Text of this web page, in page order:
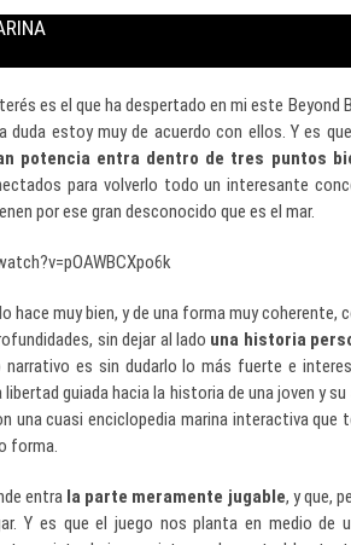
es el que ha despertado en mi este Beyond
duda estoy muy de acuerdo con ellos. Y es
potencia entra dentro de tres puntos
para volverlo todo un interesante
por ese gran desconocido que es el mar.
hace muy bien, y de una forma muy
sin dejar al lado una historia
narrativo es sin dudarlo lo más fuerte e
guiada hacia la historia de una joven y
una cuasi enciclopedia marina interactiva
forma.
entra la parte meramente jugable, y que,
Y es que el juego nos planta en medio de